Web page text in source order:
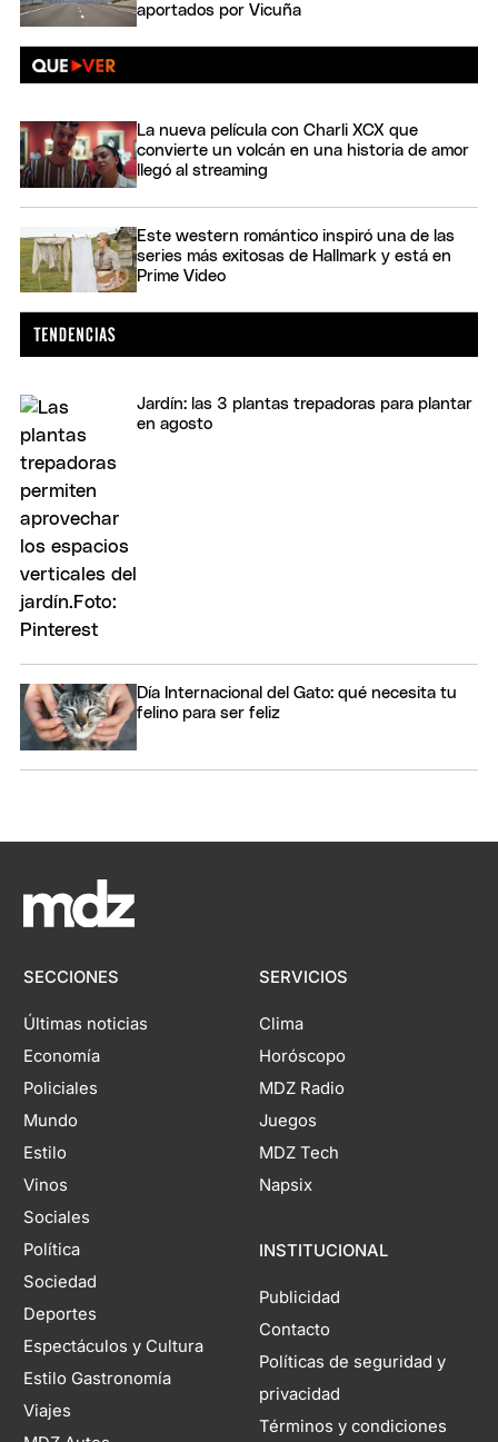
aportados por Vicuña
La nueva película con Charli XCX que
convierte un volcán en una historia de amor
llegó al streaming
Este western romántico inspiró una de las
series más exitosas de Hallmark y está en
Prime Video
Jardín: las 3 plantas trepadoras para plantar
en agosto
Día Internacional del Gato: qué necesita tu
felino para ser feliz
SECCIONES
Últimas noticias
Economía
Policiales
Mundo
Estilo
Vinos
Sociales
Política
Sociedad
Deportes
Espectáculos y Cultura
Estilo Gastronomía
Viajes
SERVICIOS
Clima
Horóscopo
MDZ Radio
Juegos
MDZ Tech
Napsix
INSTITUCIONAL
Publicidad
Contacto
Políticas de seguridad y
privacidad
Términos y condiciones